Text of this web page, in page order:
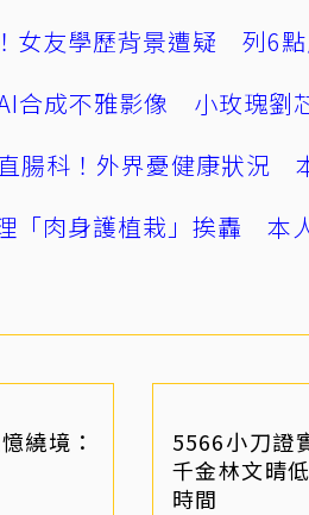
女友學歷背景遭疑 列6
合成不雅影像 小玫瑰劉
腸科！外界憂健康狀況
「肉身護植栽」挨轟 本
繞境：
5566小刀證
千金林文晴
時間